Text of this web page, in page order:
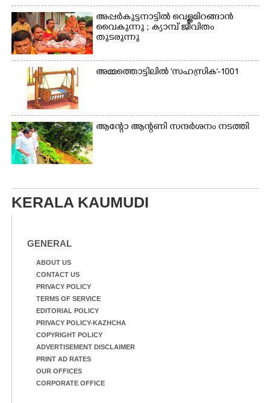
അപ്പർകുട്ടനാട്ടി​ൽ വെള്ളമിറങ്ങാൻ
വൈകുന്നു ; ക്യാമ്പ് ജീവിതം
തുടരുന്നു
അമ്മത്തൊട്ടിലിൽ 'സഹസ്രിക'-1001
ആന്റോ ആന്റണി​ സന്ദർശനം നടത്തി​
KERALA KAUMUDI
GENERAL
ABOUT US
CONTACT US
PRIVACY POLICY
TERMS OF SERVICE
EDITORIAL POLICY
PRIVACY POLICY-KAZHCHA
COPYRIGHT POLICY
ADVERTISEMENT DISCLAIMER
PRINT AD RATES
OUR OFFICES
CORPORATE OFFICE